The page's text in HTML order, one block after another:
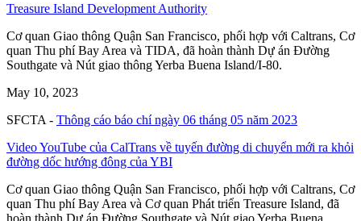
Treasure Island Development Authority
Cơ quan Giao thông Quận San Francisco, phối hợp với Caltrans, Cơ
quan Thu phí Bay Area và TIDA, đã hoàn thành Dự án Đường
Southgate và Nút giao thông Yerba Buena Island/I-80.
May 10, 2023
SFCTA - Thông cáo báo chí ngày 06 tháng 05 năm 2023
Video YouTube của CalTrans về tuyến đường di chuyển mới ra khỏi
đường dốc hướng đông của YBI
Cơ quan Giao thông Quận San Francisco, phối hợp với Caltrans, Cơ
quan Thu phí Bay Area và Cơ quan Phát triển Treasure Island, đã
hoàn thành Dự án Đường Southgate và Nút giao Yerba Buena